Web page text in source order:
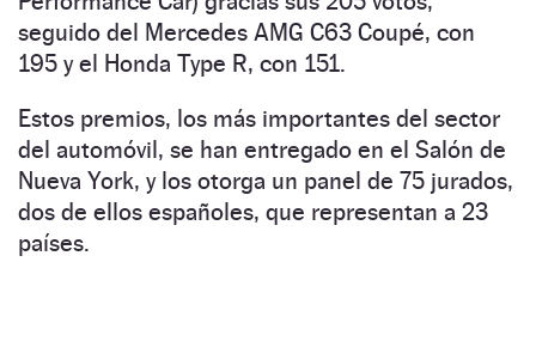
seguido del Mercedes AMG C63 Coupé, con
195 y el Honda Type R, con 151.
Estos premios, los más importantes del sector
del automóvil, se han entregado en el Salón de
Nueva York, y los otorga un panel de 75 jurados,
dos de ellos españoles, que representan a 23
países.